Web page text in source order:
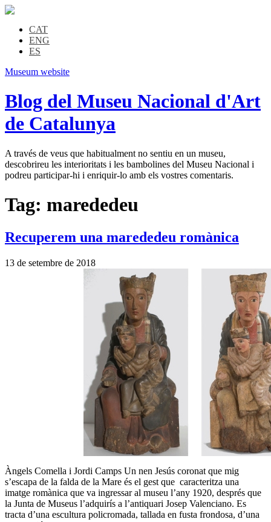
CAT
ENG
ES
Museum website
Blog del Museu Nacional d'Art
de Catalunya
A través de veus que habitualment no sentiu en un museu,
descobrireu les interioritats i les bambolines del Museu Nacional i
podreu participar-hi i enriquir-lo amb els vostres comentaris.
Tag: marededeu
Recuperem una marededeu romànica
13 de setembre de 2018
Àngels Comella i Jordi Camps Un nen Jesús coronat que mig
s’escapa de la falda de la Mare és el gest que caracteritza una
imatge romànica que va ingressar al museu l’any 1920, després que
la Junta de Museus l’adquirís a l’antiquari Josep Valenciano. Es
tracta d’una escultura policromada, tallada en fusta frondosa, d’una